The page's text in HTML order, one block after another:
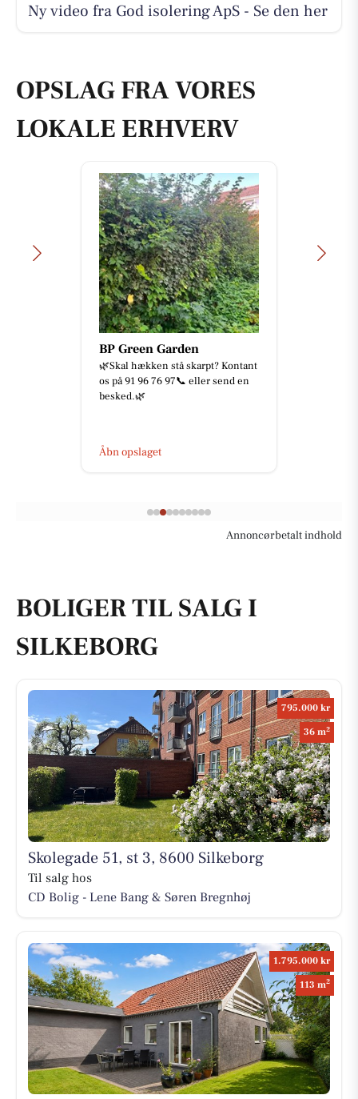
Ny video fra God isolering ApS - Se den her
OPSLAG FRA VORES
LOKALE ERHVERV
BP Green Garden
🌿Skal hækken stå skarpt? Kontant
os på 91 96 76 97📞 eller send en
besked.🌿
Åbn opslaget
Annoncørbetalt indhold
BOLIGER TIL SALG I
SILKEBORG
795.000 kr
36 m2
Skolegade 51, st 3, 8600 Silkeborg
Til salg hos
CD Bolig - Lene Bang & Søren Bregnhøj
1.795.000 kr
113 m2